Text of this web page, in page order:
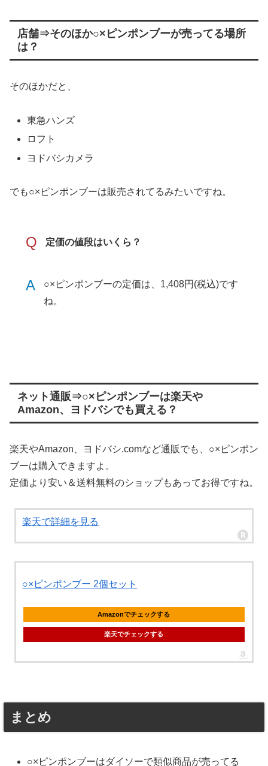
店舗⇒そのほか○×ピンポンブーが売ってる場所
は？
そのほかだと、
東急ハンズ
ロフト
ヨドバシカメラ
でも○×ピンポンブーは販売されてるみたいですね。
Q 定価の値段はいくら？
A
○×ピンポンブーの定価は、1,408円(税込)です
ね。
ネット通販⇒○×ピンポンブーは楽天や
Amazon、ヨドバシでも買える？
楽天やAmazon、ヨドバシ.comなど通販でも、○×ピンポン
ブーは購入できますよ。
定価より安い＆送料無料のショップもあってお得ですね。
楽天で詳細を見る
○×ピンポンブー 2個セット
Amazonでチェックする
楽天でチェックする
まとめ
○×ピンポンブーはダイソーで類似商品が売ってる